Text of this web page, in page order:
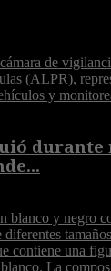
durante